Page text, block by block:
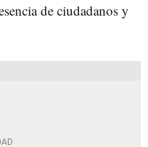
de ciudadanos y